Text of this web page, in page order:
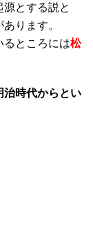
源とする説と
ります。
るところには松
治時代からとい